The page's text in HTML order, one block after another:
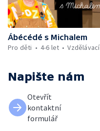
Ábécédé s Michalem
Pro děti
4-6 let Vzdělávací
Napište nám
Otevřít
kontaktní
formulář